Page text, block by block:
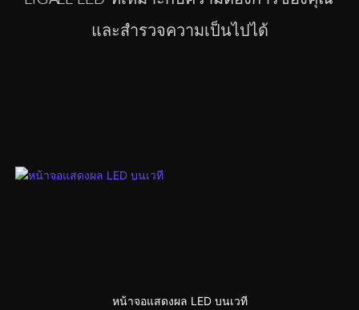
และสำรวจความเป็นไปได้
หน้าจอแสดงผล LED บนเวที